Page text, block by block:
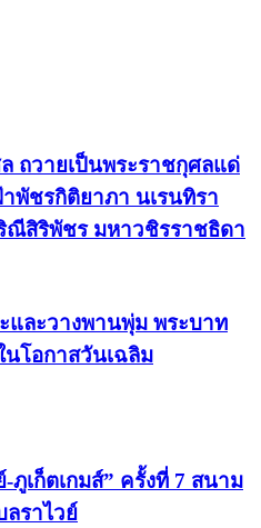
ถวายเป็นพระราชกุศลแด่
าพัชรกิติยาภา นเรนทิรา
ณีสิริพัชร มหาวชิรราชธิดา
และวางพานพุ่ม พระบาท
นโอกาสวันเฉลิม
ภูเก็ตเกมส์” ครั้งที่ 7 สนาม
ราไวย์